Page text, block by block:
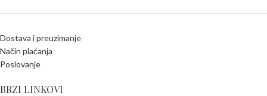
Dostava i preuzimanje
Način plaćanja
Poslovanje
BRZI LINKOVI